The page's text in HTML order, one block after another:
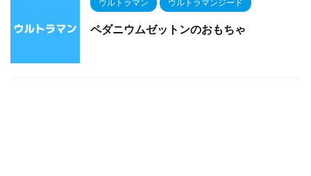
ウルトラマン ウルトラマンジード
ペダニウムゼットンのおもちゃ